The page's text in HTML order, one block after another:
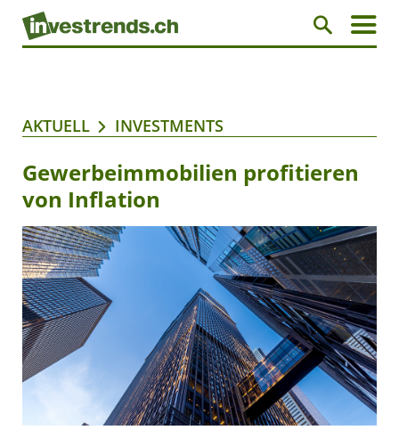
AKTUELL INVESTMENTS
Gewerbeimmobilien profitieren
von Inflation